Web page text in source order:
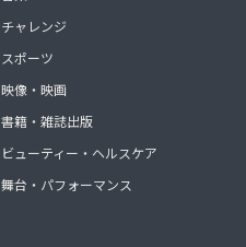
チャレンジ
スポーツ
映像・映画
書籍・雑誌出版
ビューティー・ヘルスケア
舞台・パフォーマンス